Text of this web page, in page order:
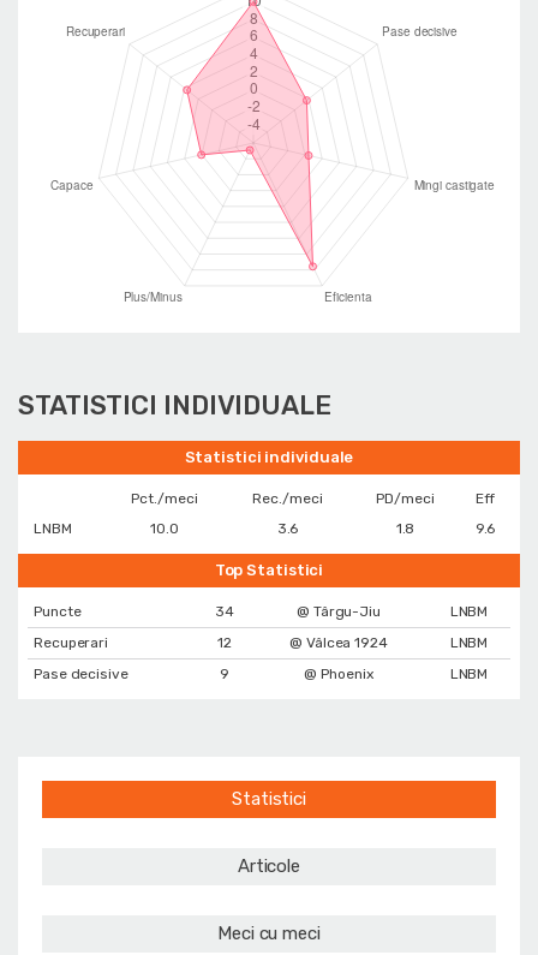
STATISTICI INDIVIDUALE
Statistici individuale
Pct./meci Rec./meci PD/meci
Eff
LNBM
10.0 3.6 1.8 9.6
Top Statistici
Puncte 34 @ Târgu-Jiu
LNBM
Recuperari
12 @ Vâlcea 1924
LNBM
Pase decisive
9 @ Phoenix LNBM
Statistici
Articole
Meci cu meci